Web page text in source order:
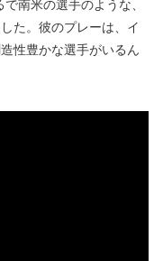
南米の選手のような、
た。彼のプレーは、イ
性豊かな選手がいるん